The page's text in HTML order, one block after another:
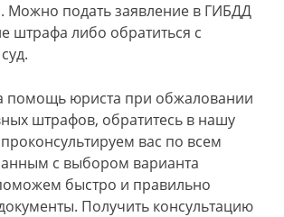
Можно подать заявление в ГИБДД
штрафа либо обратиться с
помощь юриста при обжаловании
штрафов, обратитесь в нашу
вас по всем
с выбором варианта
быстро и правильно
Получить консультацию